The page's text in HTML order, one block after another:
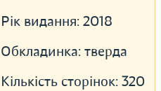
Рік видання: 2018
Обкладинка: тверда
Кількість сторінок: 320